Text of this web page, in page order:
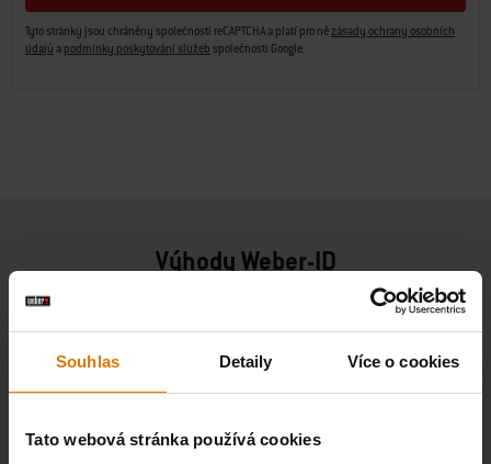
Souhlas Detaily Více o cookies
Tato webová stránka používá cookies
Tyto stránky jsou chráněny společností reCAPTCHA a platí pro nězásady ochrany osobních
údajů a podmínky poskytování služeb společnosti Google.
Výhody Weber-ID